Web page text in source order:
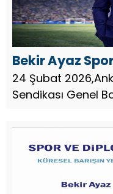
Bekir Ayaz
24 Şubat 2026,Ankara
Sendikası Genel
Akımı”
değil, aynı